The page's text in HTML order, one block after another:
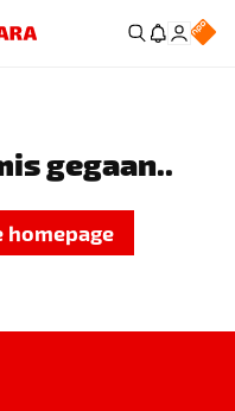
gegaan..
homepage